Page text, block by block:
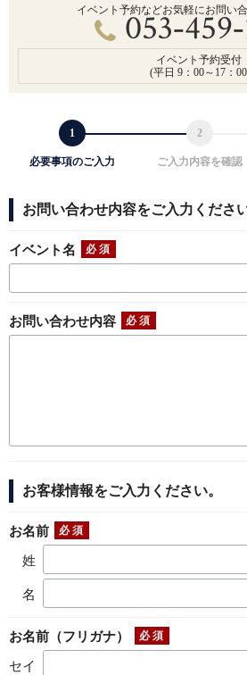
イベント予約などお気軽にお問い合
イベント予約受付
(平日 9：00～17：
必要事項のご入力 ご入力内容を確認
お問い合わせ内容をご入力ください
イベント名
お問い合わせ内容
お客様情報をご入力ください。
お名前
姓
名
お名前（フリガナ）
セイ